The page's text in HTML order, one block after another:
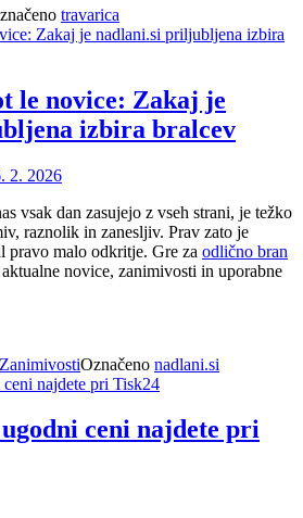
travarica
le novice: Zakaj je
izbira bralcev
2. 2026
vsak dan zasujejo z vseh strani, je težko
raznolik in zanesljiv. Prav zato je
pravo malo odkritje. Gre za odlično bran
novice, zanimivosti in uporabne
ZanimivostiOznačeno nadlani.si
ceni najdete pri